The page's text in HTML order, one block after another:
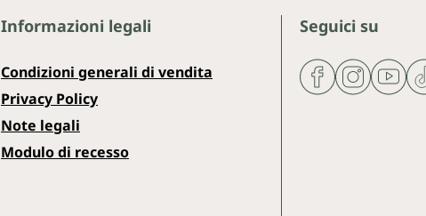
Seguici su
Informazioni legali
Condizioni generali di vendita
Privacy Policy
Note legali
Modulo di recesso